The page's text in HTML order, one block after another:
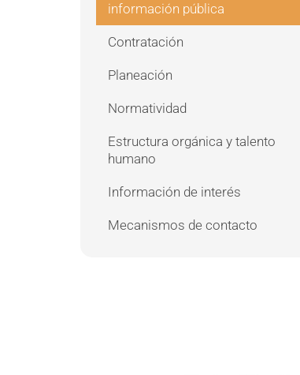
información pública
Contratación
Planeación
Normatividad
Estructura orgánica y talento
humano
Información de interés
Mecanismos de contacto